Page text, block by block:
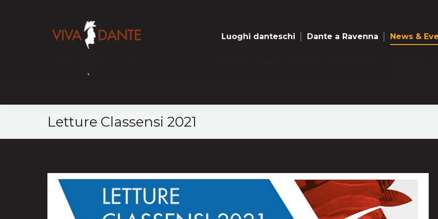
Letture Classensi 2021
Luoghi danteschi Dante a Ravenna News &